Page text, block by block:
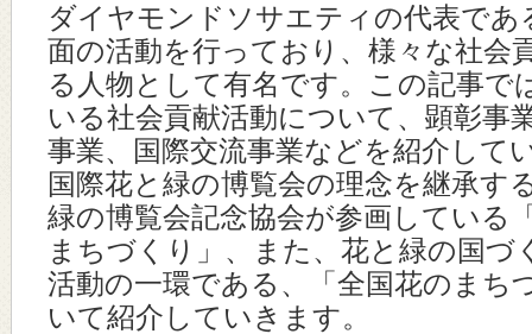
ダイヤモンドソサエティの代表であ
面の活動を行っており、様々な社会
る人物として有名です。この記事で
いる社会貢献活動について、顕彰事
事業、国際交流事業などを紹介して
国際花と緑の博覧会の理念を継承す
緑の博覧会記念協会が参画している
まちづくり」、また、花と緑の国
活動の一環である、「全国花のまち
いて紹介していきます。